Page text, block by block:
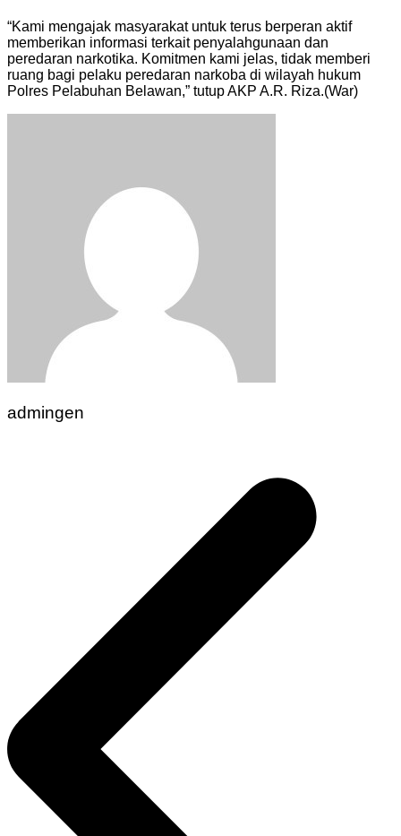
“Kami mengajak masyarakat untuk terus berperan aktif
memberikan informasi terkait penyalahgunaan dan
peredaran narkotika. Komitmen kami jelas, tidak memberi
ruang bagi pelaku peredaran narkoba di wilayah hukum
Polres Pelabuhan Belawan,” tutup AKP A.R. Riza.(War)
admingen